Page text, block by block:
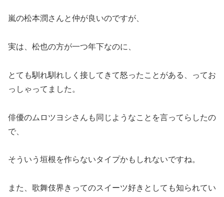
嵐の松本潤さんと仲が良いのですが、
実は、松也の方が一つ年下なのに、
とても馴れ馴れしく接してきて怒ったことがある、ってお
っしゃってました。
俳優のムロツヨシさんも同じようなことを言ってらしたの
で、
そういう垣根を作らないタイプかもしれないですね。
また、歌舞伎界きってのスイーツ好きとしても知られてい